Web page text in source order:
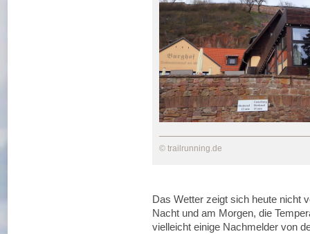
© trailrunning.de
Das Wetter zeigt sich heute nicht
Nacht und am Morgen, die
vielleicht einige Nachmelder von